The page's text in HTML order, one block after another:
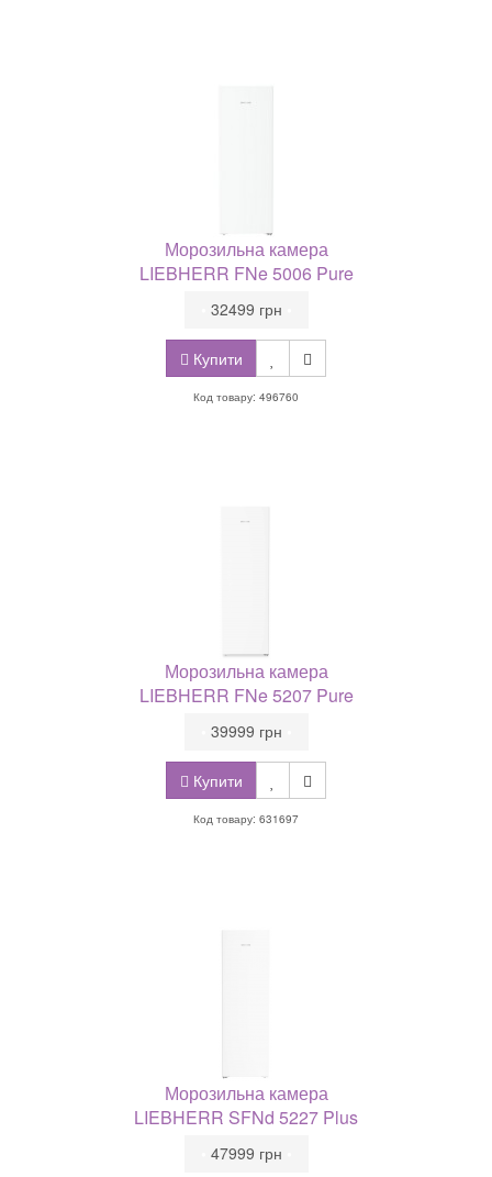
Морозильна камера
LIEBHERR FNe 5006 Pure
Купити
32499 грн
Код товару: 496760
Морозильна камера
LIEBHERR FNe 5207 Pure
Купити
39999 грн
Код товару: 631697
Морозильна камера
LIEBHERR SFNd 5227 Plus
47999 грн